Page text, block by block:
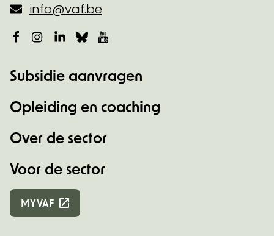
info@vaf.be
Facebook
Instagram
LinkedIn
Bluesky
Subsidie aanvragen
Opleiding en coaching
Over de sector
Voor de sector
MYVAF